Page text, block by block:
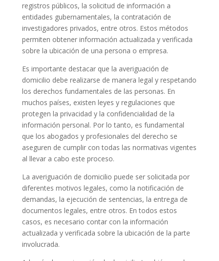
registros públicos, la solicitud de información a
entidades gubernamentales, la contratación de
investigadores privados, entre otros. Estos métodos
permiten obtener información actualizada y verificada
sobre la ubicación de una persona o empresa.
Es importante destacar que la averiguación de
domicilio debe realizarse de manera legal y respetando
los derechos fundamentales de las personas. En
muchos países, existen leyes y regulaciones que
protegen la privacidad y la confidencialidad de la
información personal. Por lo tanto, es fundamental
que los abogados y profesionales del derecho se
aseguren de cumplir con todas las normativas vigentes
al llevar a cabo este proceso.
La averiguación de domicilio puede ser solicitada por
diferentes motivos legales, como la notificación de
demandas, la ejecución de sentencias, la entrega de
documentos legales, entre otros. En todos estos
casos, es necesario contar con la información
actualizada y verificada sobre la ubicación de la parte
involucrada.